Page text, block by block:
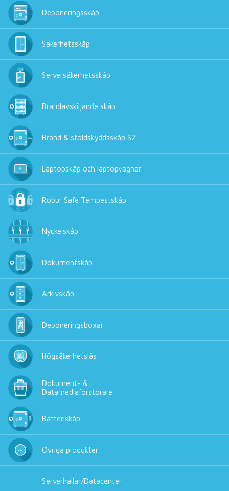
Deponeringsskåp
Säkerhetsskåp
Serversäkerhetsskåp
Brandavskiljande skåp
Brand & stöldskyddsskåp S2
Laptopskåp och laptopvagnar
Robur Safe Tempestskåp
Nyckelskåp
Dokumentskåp
Arkivskåp
Deponeringsboxar
Högsäkerhetslås
Dokument- &
Datamediaförstörare
Batteriskåp
Övriga produkter
Serverhallar/Datacenter